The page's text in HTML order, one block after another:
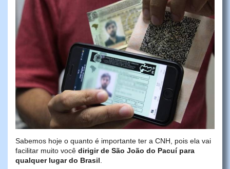
Sabemos hoje o quanto é importante ter a CNH, pois ela vai
facilitar muito você dirigir de São João do Pacuí para
qualquer lugar do Brasil.